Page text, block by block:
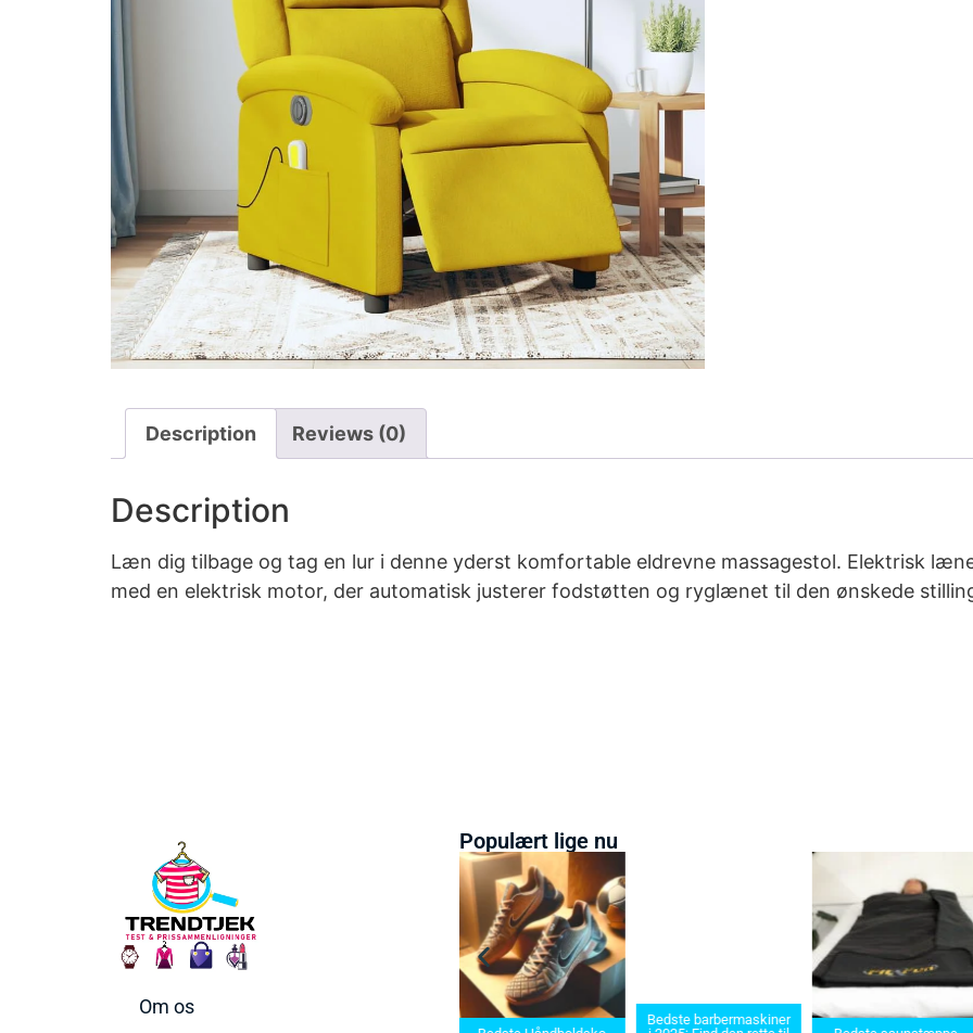
Description Reviews (0)
Description
Læn dig tilbage og tag en lur i denne yderst komfortable eldrevne massagestol. Elektrisk
med en elektrisk motor, der automatisk justerer fodstøtten og ryglænet til den ønskede
Om os
Populært lige nu
Bedste barbermaskiner